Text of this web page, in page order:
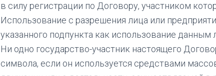
в силу регистрации по Договору, участником
Использование с разрешения лица или
указанного подпункта как использование данным
Ни одно государство-участник настоящего
символа, если он используется средствами